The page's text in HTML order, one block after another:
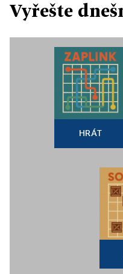
Vyřešte
HRÁT